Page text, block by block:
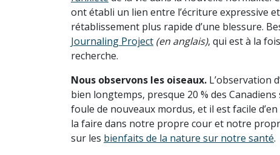
ont établi un lien entre l’écriture expressive
rétablissement plus rapide d’une blessure.
Journaling Project (en anglais), qui est à la
recherche.
Nous observons les oiseaux. L’observation
bien longtemps, presque 20 % des
foule de nouveaux mordus, et il est facile
la faire dans notre propre cour et notre
sur les bienfaits de la nature sur notre santé.